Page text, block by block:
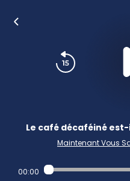
Le café décaféiné
Maintenant Vous
00:00